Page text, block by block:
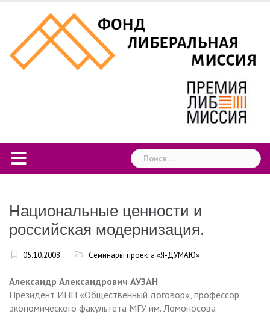
content
Найти:
Национальные ценности и
российская модернизация.
05.10.2008 Семинары проекта «Я-ДУМАЮ»
Александр Александрович АУЗАН
Президент ИНП «Общественный договор», профессор
экономического факультета МГУ им. Ломоносова